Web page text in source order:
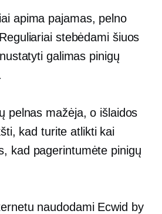
apima pajamas, pelno
stebėdami šiuos
galimas pinigų
pelnas mažėja, o išlaidos
kad turite atlikti kai
kad pagerintumėte pinigų
naudodami Ecwid by